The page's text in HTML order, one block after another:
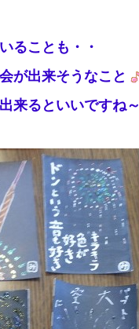
ることも・・
が出来そうなこと
来るといいですね～